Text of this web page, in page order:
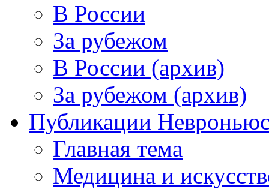
В России
За рубежом
В России (архив)
За рубежом (архив)
Публикации
Главная тема
Медицина и